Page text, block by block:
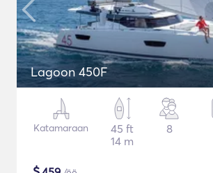
Lagoon 450F
Katamaraan
45 ft
14 m
8